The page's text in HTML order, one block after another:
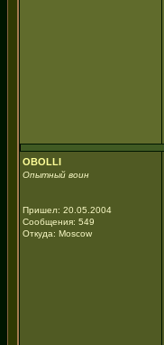
OBOLLI
Опытный воин
Пришел: 20.05.2004
Сообщения: 549
Откуда: Moscow